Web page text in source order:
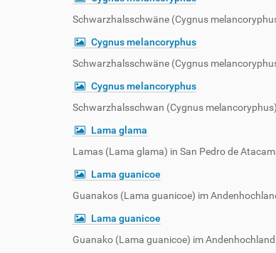
Schwarzhalsschwäne (Cygnus
Cygnus melancoryphus
Schwarzhalsschwäne (Cygnus
Cygnus melancoryphus
Schwarzhalsschwan (Cygnus
Lama glama
Lamas (Lama glama) in San Pedro de
Lama guanicoe
Guanakos (Lama guanicoe) im
Lama guanicoe
Guanako (Lama guanicoe) im